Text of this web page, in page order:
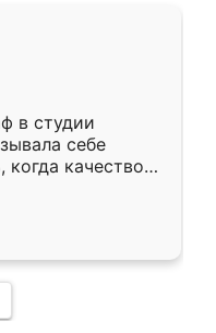
в студии
себе
когда качеством
уже почти